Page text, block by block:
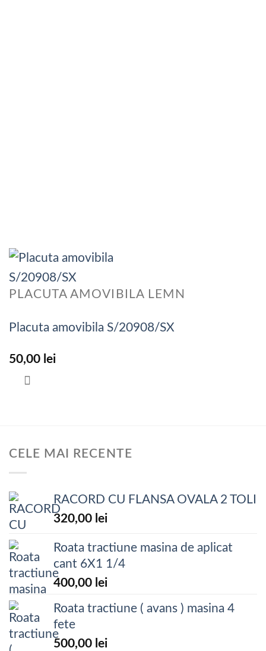
PLACUTA AMOVIBILA LEMN
Placuta amovibila S/20908/SX
50,00 lei
CELE MAI RECENTE
RACORD CU FLANSA OVALA 2 TOLI
320,00 lei
Roata tractiune masina de aplicat
cant 6X1 1/4
400,00 lei
Roata tractiune ( avans ) masina 4
fete
500,00 lei